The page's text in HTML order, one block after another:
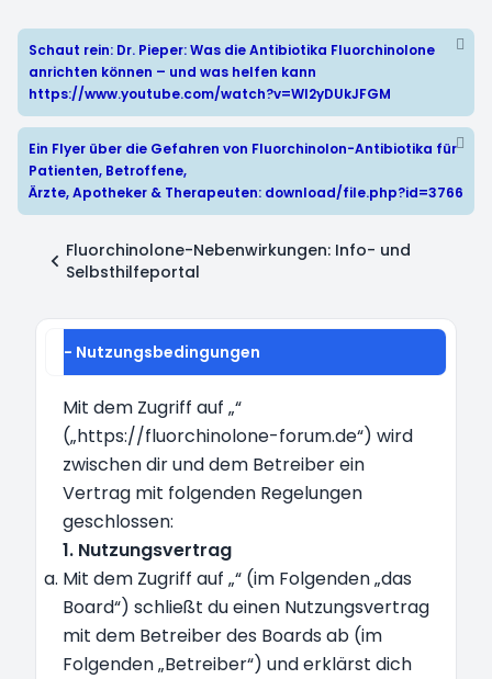
Schaut rein: Dr. Pieper: Was die Antibiotika Fluorchinolone
anrichten können – und was helfen kann
https://www.youtube.com/watch?v=WI2yDUkJFGM
Ein Flyer über die Gefahren von Fluorchinolon-Antibiotika für
Patienten, Betroffene,
Ärzte, Apotheker & Therapeuten: download/file.php?id=3766
Fluorchinolone-Nebenwirkungen: Info- und
Selbsthilfeportal
- Nutzungsbedingungen
Mit dem Zugriff auf „“
(„https://fluorchinolone-forum.de“) wird
zwischen dir und dem Betreiber ein
Vertrag mit folgenden Regelungen
geschlossen:
1. Nutzungsvertrag
Mit dem Zugriff auf „“ (im Folgenden „das
Board“) schließt du einen Nutzungsvertrag
mit dem Betreiber des Boards ab (im
Folgenden „Betreiber“) und erklärst dich